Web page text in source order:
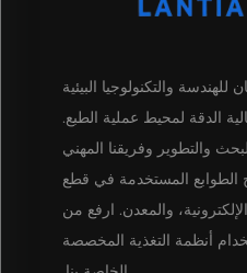
للهندسة والتكنولوجيا البيئية
الدقة لمحيط عملية الطبع.
والتطوير وفريقنا المهني
الطوابع المستخدمة في قطع
والمعدن. ارفع من
أنظمة التغذية المخصصة